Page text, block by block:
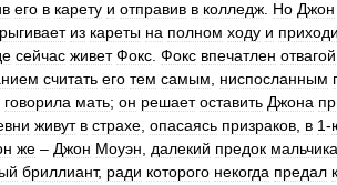
его в карету и отправив в колледж Но Джон
из кареты на полном ходу и
сейчас живет Фокс Фокс впечатлен отвагой
считать его тем самым ниспосланным
говорила мать; он решает оставить Джона
живут в страхе опасаясь призраков в 1-
же – Джон Моуэн далекий предок мальчика
бриллиант, ради которого некогда предал